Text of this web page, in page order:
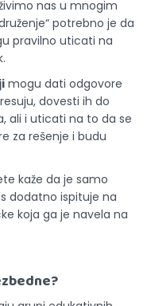
nas u mnogim
potrebno je da
pravilno uticati na
mogu dati odgovore
dovesti ih do
ali i uticati na to da se
za rešenje i budu
kaže da je samo
dodatno ispituje na
koja ga je navela na
?